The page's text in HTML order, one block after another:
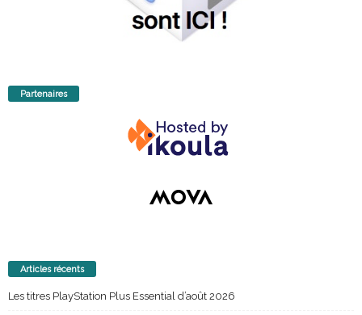
Partenaires
Articles récents
Les titres PlayStation Plus Essential d’août 2026